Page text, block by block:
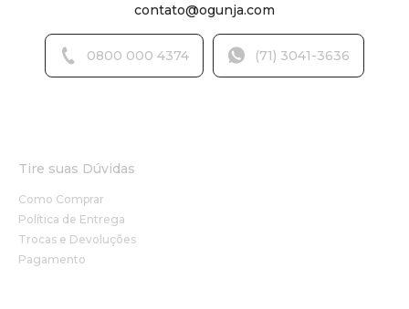
contato@ogunja.com
0800 000 4374 (71) 3041-3636
Tire suas Dúvidas
Como Comprar
Política de Entrega
Trocas e Devoluções
Pagamento